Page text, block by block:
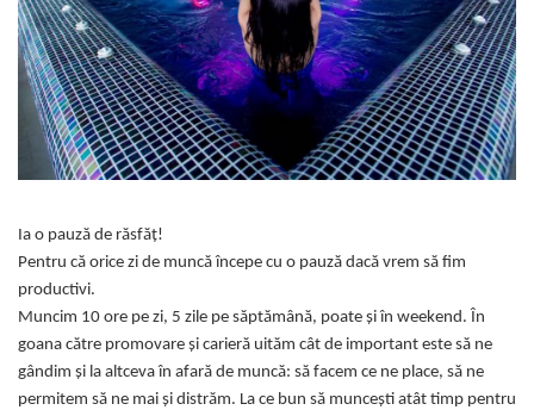
Ia o pauză de răsfăț!
Pentru că orice zi de muncă începe cu o pauză dacă vrem să fim
productivi.
Muncim 10 ore pe zi, 5 zile pe săptămână, poate și în weekend. În
goana către promovare și carieră uităm cât de important este să ne
gândim și la altceva în afară de muncă: să facem ce ne place, să ne
permitem să ne mai și distrăm. La ce bun să muncești atât timp pentru